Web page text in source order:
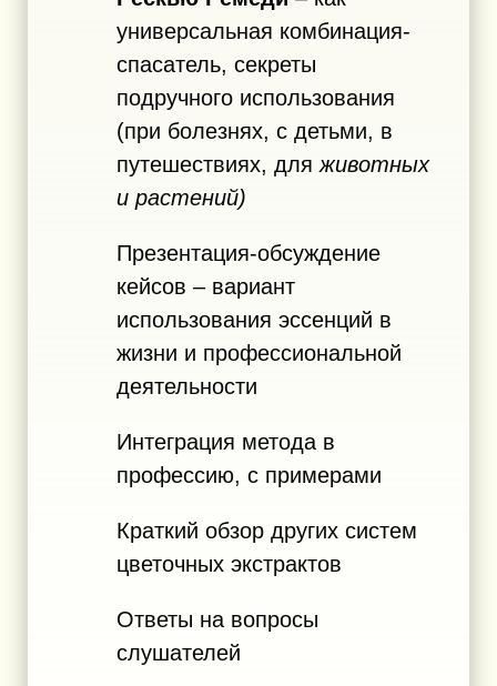
универсальная комбинация-
спасатель, секреты
подручного использования
(при болезнях, с детьми, в
путешествиях, для животных
и растений)
Презентация-обсуждение
кейсов – вариант
использования эссенций в
жизни и профессиональной
деятельности
Интеграция метода в
профессию, с примерами
Краткий обзор других систем
цветочных экстрактов
Ответы на вопросы
слушателей